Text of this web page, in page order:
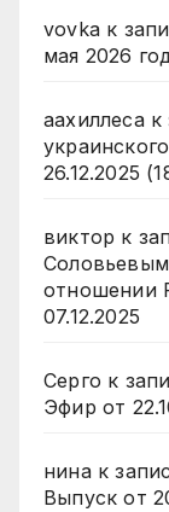
vovka к
мая 2026
аахиллесак
26.12.2025
виктор к
отношении
07.12.2025
Серго к
Эфир от
нинак
Выпуск от